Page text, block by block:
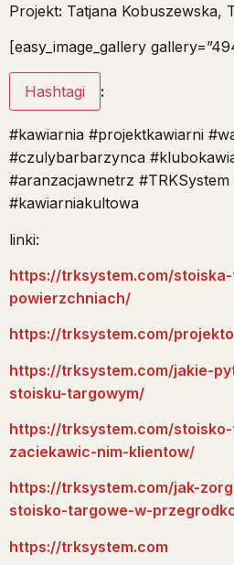
Projekt: Tatjana Kobuszewska,
[easy_image_gallery
Hashtagi :
#kawiarnia #projektkawiarni
#czulybarbarzynca
#aranzacjawnetrz
#kawiarniakultowa
linki:
https://trksystem.com/
powierzchniach/
https://trksystem.com/
https://trksystem.com/jakie-
stoisku-targowym/
https://trksystem.com/
zaciekawic-nim-klientow/
https://trksystem.com/jak-
stoisko-targowe-w-
https://trksystem.com